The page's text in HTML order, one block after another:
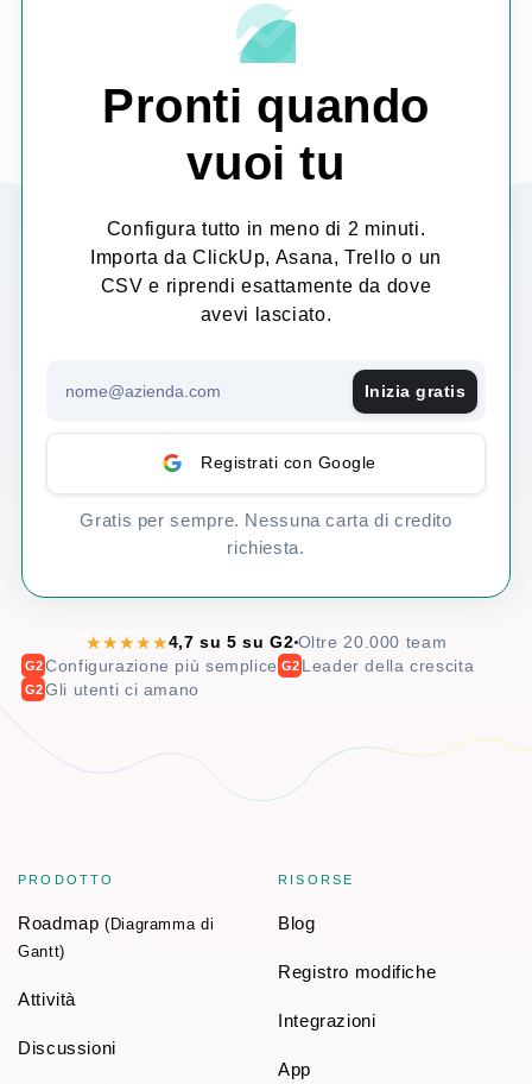
Pronti quando
vuoi tu
Configura tutto in meno di 2 minuti.
Importa da ClickUp, Asana, Trello o un
CSV e riprendi esattamente da dove
avevi lasciato.
Inizia gratis
Registrati con Google
Gratis per sempre. Nessuna carta di credito
richiesta.
★★★★★4,7 su 5 su G2 Oltre 20.000 team
G2 Configurazione più semplice G2 Leader della crescita
G2 Gli utenti ci amano
PRODOTTO
Roadmap(Diagramma di
Gantt)
Attività
Discussioni
RISORSE
Blog
Registro modifiche
Integrazioni
App